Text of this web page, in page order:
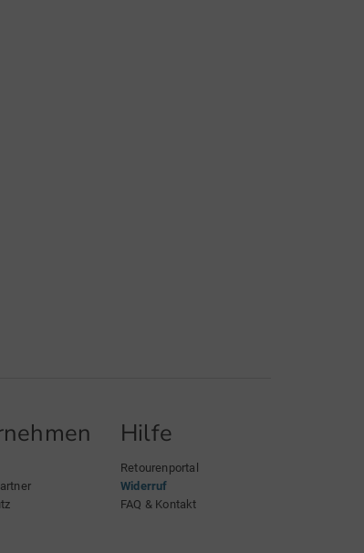
Hilfe
Retourenportal
Widerruf
FAQ & Kontakt